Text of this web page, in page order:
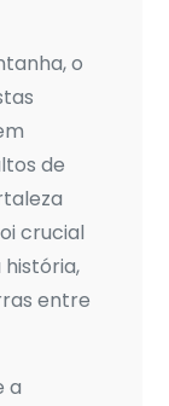
o
de
crucial
entre
a